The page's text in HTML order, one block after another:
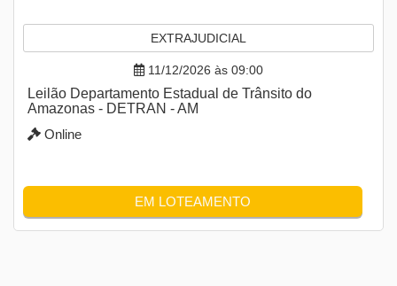
EXTRAJUDICIAL
11/12/2026 às 09:00
Leilão Departamento Estadual de Trânsito do
Amazonas - DETRAN - AM
Online
EM LOTEAMENTO